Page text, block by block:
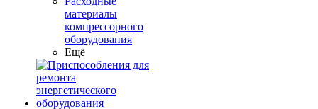
материалы
компрессорного
оборудования
Ещё